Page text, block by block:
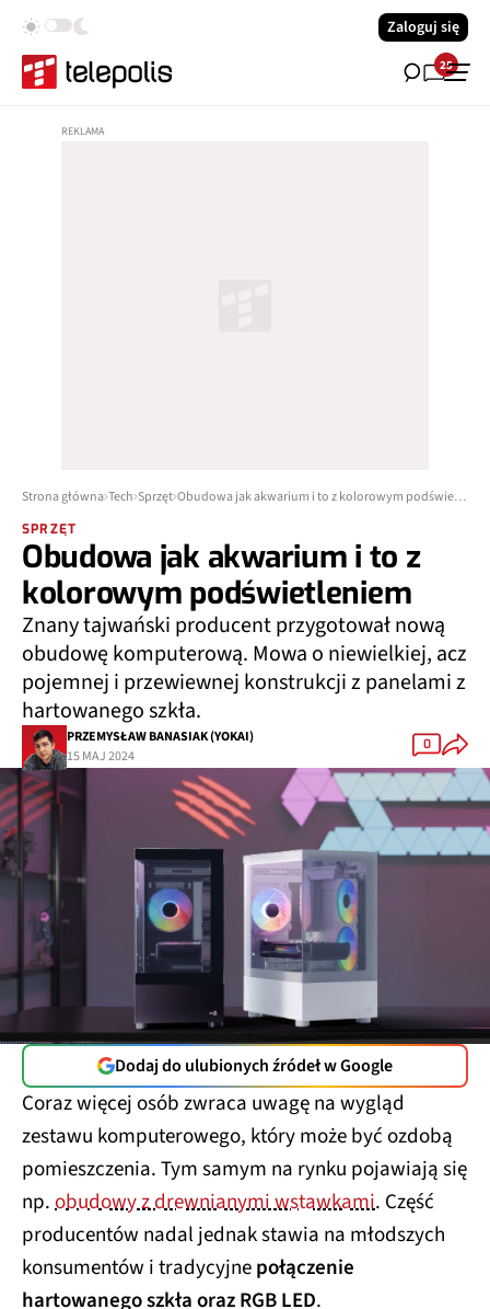
Zaloguj się
25
Strona główna Tech Sprzęt Obudowa jak akwarium i to z kolorowym podświetleniem
SPRZĘT
Obudowa jak akwarium i to z
kolorowym podświetleniem
Znany tajwański producent przygotował nową
obudowę komputerową. Mowa o niewielkiej, acz
pojemnej i przewiewnej konstrukcji z panelami z
hartowanego szkła.
PRZEMYSŁAW BANASIAK (YOKAI)
15 MAJ 2024
0
Dodaj do ulubionych źródeł w Google
Coraz więcej osób zwraca uwagę na wygląd
zestawu komputerowego, który może być ozdobą
pomieszczenia. Tym samym na rynku pojawiają się
np.obudowy z drewnianymi wstawkami. Część
producentów nadal jednak stawia na młodszych
konsumentów i tradycyjnepołączenie
hartowanego szkła oraz RGB LED.